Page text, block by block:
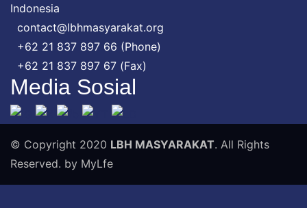
Indonesia
contact@lbhmasyarakat.org
+62 21 837 897 66 (Phone)
+62 21 837 897 67 (Fax)
Media Sosial
© Copyright 2020 LBH MASYARAKAT. All Rights
Reserved. by MyLfe